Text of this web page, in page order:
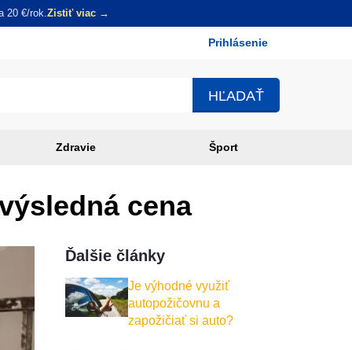
20 €/rok.Zistiť viac →
menu
Prihlásenie
Zdravie Šport
cena
Ďalšie články
Je výhodné využiť
autopožičovnu a
zapožičiať si auto?